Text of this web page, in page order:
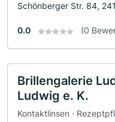
Schönberger Str. 84,
0.0 (0
Brillengalerie
Ludwig e. K.
Kontaktlinsen ·